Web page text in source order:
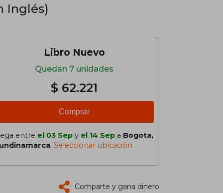
Inglés)
Libro Nuevo
Quedan 7 unidades
$ 62.221
Comprar
entre el 03 Sep y el 14 Sep a Bogota,
. Seleccionar ubicación
Comparte y gana dinero